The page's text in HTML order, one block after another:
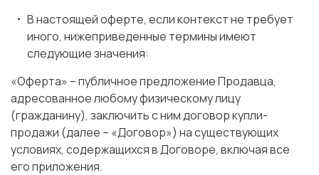
В настоящей оферте, если контекст не требует
иного, нижеприведенные термины имеют
следующие значения:
«Оферта» – публичное предложение Продавца,
адресованное любому физическому лицу
(гражданину), заключить с ним договор купли-
продажи (далее – «Договор») на существующих
условиях, содержащихся в Договоре, включая все
его приложения.